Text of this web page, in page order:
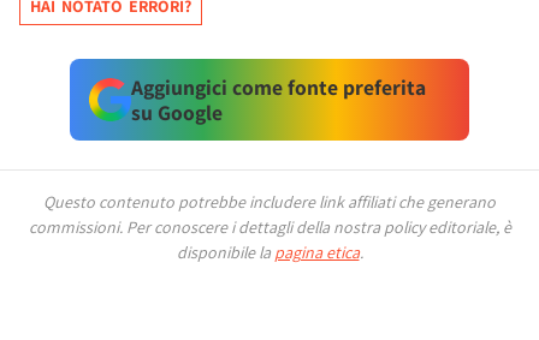
HAI NOTATO ERRORI?
Aggiungici come fonte preferita
su Google
Questo contenuto potrebbe includere link affiliati che generano
commissioni. Per conoscere i dettagli della nostra policy editoriale, è
disponibile la pagina etica.